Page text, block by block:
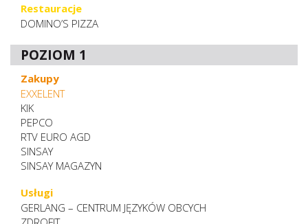
Restauracje
DOMINO’S PIZZA
POZIOM 1
Zakupy
EXXELENT
KIK
PEPCO
RTV EURO AGD
SINSAY
SINSAY MAGAZYN
Usługi
GERLANG – CENTRUM JĘZYKÓW OBCYCH